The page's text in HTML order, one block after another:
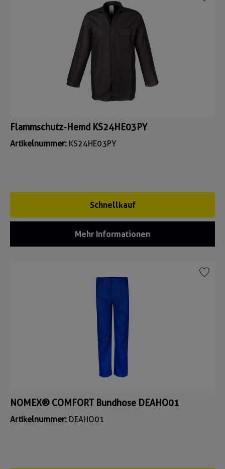
Flammschutz-Hemd KS24HE03PY
Artikelnummer: KS24HE03PY
Schnellkauf
Mehr Informationen
NOMEX® COMFORT Bundhose DEAHO01
Artikelnummer: DEAHO01